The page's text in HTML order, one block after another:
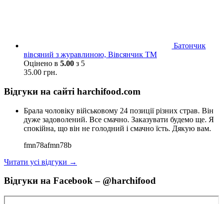
Батончик
вівсяний з журавлиною, Вівсянчик ТМ
Оцінено в 5.00 з 5
35.00 грн.
Відгуки на сайті harchifood.com
Брала чоловіку військовому 24 позиції різних страв. Він
дуже задоволений. Все смачно. Заказувати будемо ще. Я
спокійна, що він не голодний і смачно їсть. Дякую вам.
fmn78afmn78b
Читати усі відгуки →
Відгуки на Facebook – @harchifood